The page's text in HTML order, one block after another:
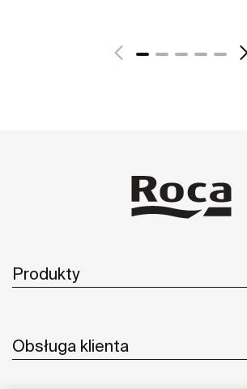
Zobacz więcej
Produkty
Obsługa klienta